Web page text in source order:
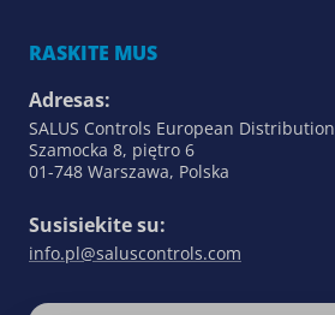
RASKITE MUS
Adresas:
SALUS Controls European Distribution
Szamocka 8, piętro 6
01-748 Warszawa, Polska
Susisiekite su:
info.pl@saluscontrols.com